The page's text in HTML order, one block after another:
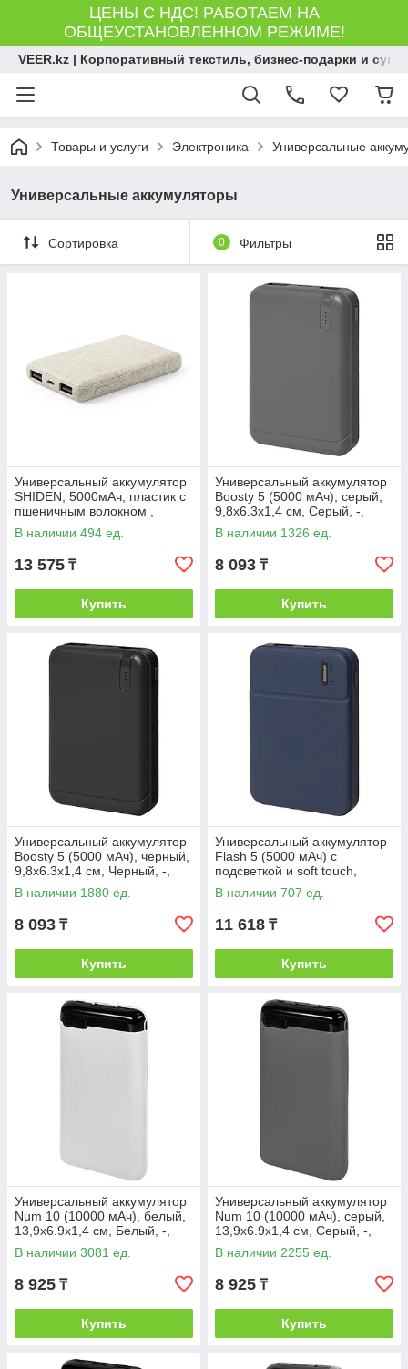
ЦЕНЫ С НДС! РАБОТАЕМ НА
ОБЩЕУСТАНОВЛЕННОМ РЕЖИМЕ!
VEER.kz | Корпоративный текстиль, бизнес-подарки и
Товары и услуги Электроника Универсальные
Универсальные аккумуляторы
Сортировка 0 Фильтры
Универсальный аккумулятор
SHIDEN, 5000мАч, пластик с
пшеничным волокном ,
натуральный, , 346539
В наличии 494 ед.
13 575 ₸
Купить
Универсальный аккумулятор
Boosty 5 (5000 мАч), серый,
9,8х6.3х1,4 см, Серый, -,
37166 29
В наличии 1326 ед.
8 093 ₸
Купить
Универсальный аккумулятор
Boosty 5 (5000 мАч), черный,
9,8х6.3х1,4 см, Черный, -,
37166 35
В наличии 1880 ед.
8 093 ₸
Купить
Универсальный аккумулятор
Flash 5 (5000 мАч) с
подсветкой и soft touch,
синий, 9,8х6.3х1,3 см, Синий,
-, 37174
В наличии 707 ед.
11 618 ₸
Купить
Универсальный аккумулятор
Num 10 (10000 мАч), белый,
13,9х6.9х1,4 см, Белый, -,
37171 01
В наличии 3081 ед.
8 925 ₸
Купить
Универсальный аккумулятор
Num 10 (10000 мАч), серый,
13,9х6.9х1,4 см, Серый, -,
37171 29
В наличии 2255 ед.
8 925 ₸
Купить